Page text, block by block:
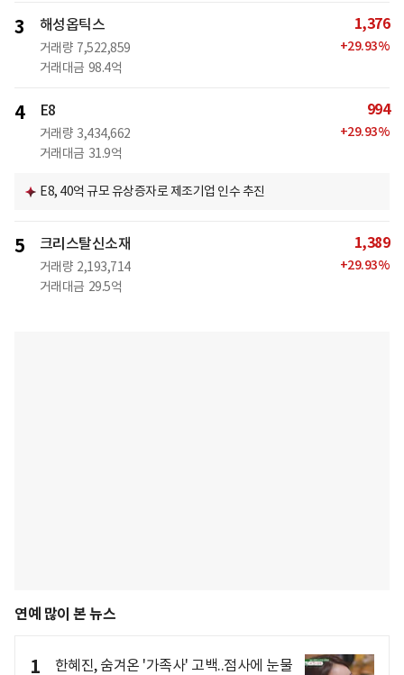
3 해성옵틱스
거래량 7,522,859
거래대금 98.4억
1,376
+29.93%
4 E8
거래량 3,434,662
거래대금 31.9억
994
+29.93%
E8, 40억 규모 유상증자로 제조기업 인수 추진
5 크리스탈신소재
거래량 2,193,714
거래대금 29.5억
1,389
+29.93%
연예 많이 본 뉴스
1
한혜진, 숨겨온 '가족사' 고백..점사에 눈물